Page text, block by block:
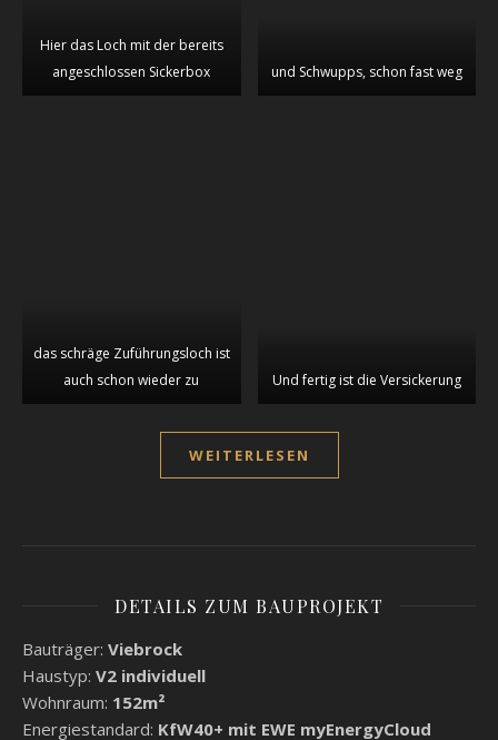
Hier das Loch mit der bereits
angeschlossen Sickerbox
und Schwupps, schon fast weg
das schräge Zuführungsloch ist
auch schon wieder zu
Und fertig ist die Versickerung
WEITERLESEN
DETAILS ZUM BAUPROJEKT
Bauträger: Viebrock
Haustyp: V2 individuell
Wohnraum: 152m²
Energiestandard: KfW40+ mit EWE myEnergyCloud